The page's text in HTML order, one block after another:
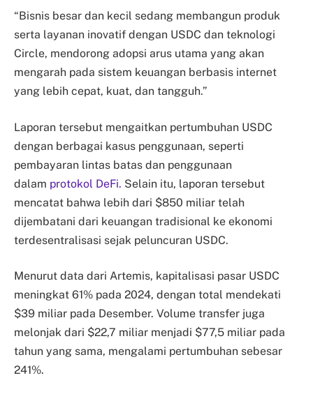
“Bisnis besar dan kecil sedang membangun produk
serta layanan inovatif dengan USDC dan teknologi
Circle, mendorong adopsi arus utama yang akan
mengarah pada sistem keuangan berbasis internet
yang lebih cepat, kuat, dan tangguh.”
Laporan tersebut mengaitkan pertumbuhan USDC
dengan berbagai kasus penggunaan, seperti
pembayaran lintas batas dan penggunaan
dalam protokol DeFi. Selain itu, laporan tersebut
mencatat bahwa lebih dari $850 miliar telah
dijembatani dari keuangan tradisional ke ekonomi
terdesentralisasi sejak peluncuran USDC.
Menurut data dari Artemis, kapitalisasi pasar USDC
meningkat 61% pada 2024, dengan total mendekati
$39 miliar pada Desember. Volume transfer juga
melonjak dari $22,7 miliar menjadi $77,5 miliar pada
tahun yang sama, mengalami pertumbuhan sebesar
241%.